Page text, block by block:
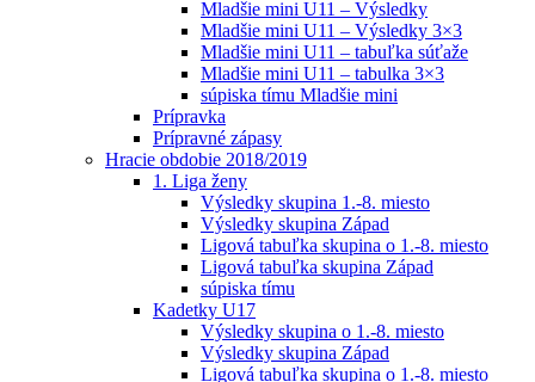
Mladšie mini U11 – Výsledky
Mladšie mini U11 – Výsledky 3×3
Mladšie mini U11 – tabuľka súťaže
Mladšie mini U11 – tabulka 3×3
súpiska tímu Mladšie mini
Prípravka
Prípravné zápasy
Hracie obdobie 2018/2019
1. Liga ženy
Výsledky skupina 1.-8. miesto
Výsledky skupina Západ
Ligová tabuľka skupina o 1.-8. miesto
Ligová tabuľka skupina Západ
súpiska tímu
Kadetky U17
Výsledky skupina o 1.-8. miesto
Výsledky skupina Západ
Ligová tabuľka skupina o 1.-8. miesto